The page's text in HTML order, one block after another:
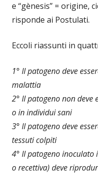
e “gènesis” = origine,
risponde ai Postulati.
Eccoli riassunti in
1° Il patogeno deve
malattia
2° Il patogeno non deve
o in individui sani
3° Il patogeno deve
tessuti colpiti
4° Il patogeno inoculato
o recettiva) deve